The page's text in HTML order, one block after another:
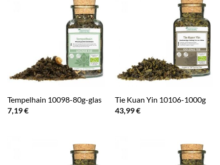
Tempelhain 10098-80g-glas
7,19€
Tie Kuan Yin 10106-1000g
43,99€